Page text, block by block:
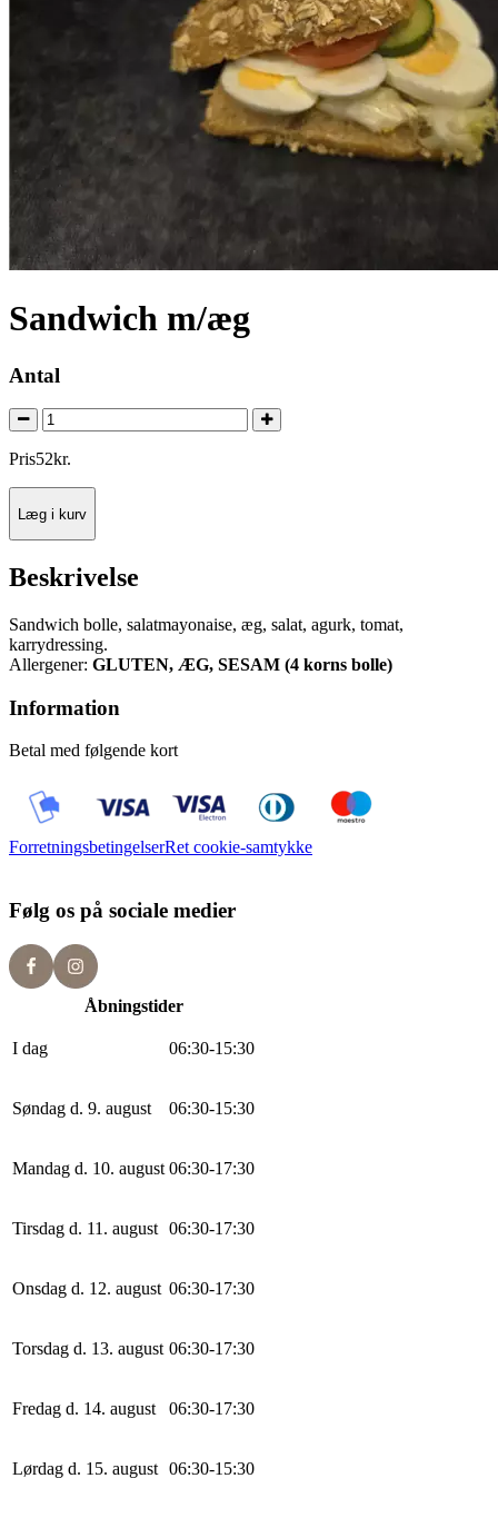
Sandwich m/æg
Antal
Pris52kr.
Læg i kurv
Beskrivelse
Sandwich bolle, salatmayonaise, æg, salat, agurk, tomat,
karrydressing.
Allergener: GLUTEN, ÆG, SESAM (4 korns bolle)
Information
Betal med følgende kort
ForretningsbetingelserRet cookie-samtykke
Følg os på sociale medier
Åbningstider
I dag 06:30-15:30
Søndag d. 9. august 06:30-15:30
Mandag d. 10. august 06:30-17:30
Tirsdag d. 11. august 06:30-17:30
Onsdag d. 12. august 06:30-17:30
Torsdag d. 13. august 06:30-17:30
Fredag d. 14. august 06:30-17:30
Lørdag d. 15. august 06:30-15:30